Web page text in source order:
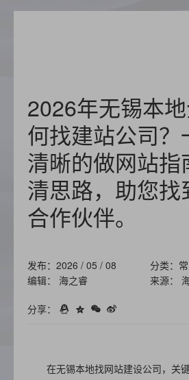
2026年无锡本
何找建站公司？
清晰的做网站指
清思路，助您找
合作伙伴。
发布：2026 / 05 / 08
分类：
编辑： 海之睿
来源：
分享：
在无锡本地找网站建设公司，关